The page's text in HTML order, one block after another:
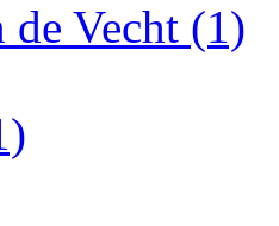
de Vecht (1)